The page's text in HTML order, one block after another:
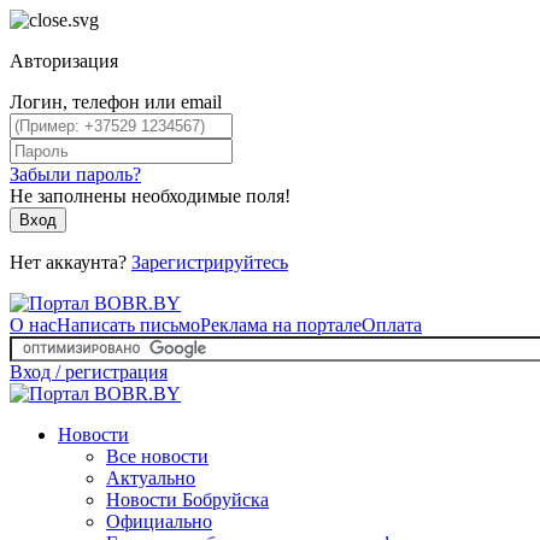
Авторизация
Логин, телефон или email
Забыли пароль?
Не заполнены необходимые поля!
Вход
Нет аккаунта? Зарегистрируйтесь
О насНаписать письмоРеклама на порталеОплата
Вход / регистрация
Новости
Все новости
Актуально
Новости Бобруйска
Официально